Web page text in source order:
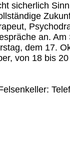
sicherlich
an. Am
dem 17.
von 18 bis